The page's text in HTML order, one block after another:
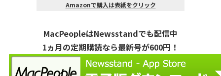
Amazonで購入は表紙をクリック
MacPeopleはNewsstandでも配信中
1ヵ月の定期購読なら最新号が600円！